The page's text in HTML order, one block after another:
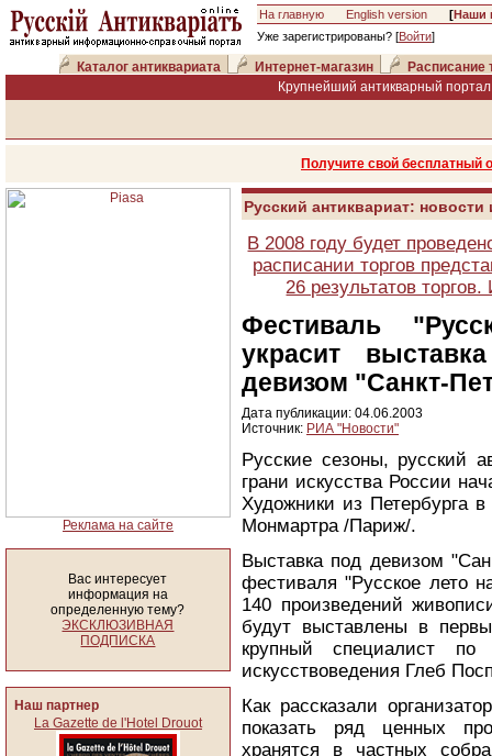
На главную English version [Наши
Уже зарегистрированы? [Войти]
Каталог антиквариата Интернет-магазин
Расписание
Крупнейший антикварный
Получите свой
Реклама на сайте
Вас интересует
информация на
определенную тему?
ЭКСКЛЮЗИВНАЯ
ПОДПИСКА
Наш партнер
La Gazette de l'Hotel Drouot
Русский антиквариат:
В 2008 году будет
расписании торгов
26 результатов
Фестиваль
украсит
девизом "Санкт-
Дата публикации: 04.06.2003
Источник: РИА "Новости"
Русские сезоны, русский
грани искусства России
Художники из Петербурга
Монмартра /Париж/.
Выставка под девизом
фестиваля "Русское лето
140 произведений
будут выставлены в
крупный специалист по
искусствоведения Глеб
Как рассказали
показать ряд ценных
хранятся в частных